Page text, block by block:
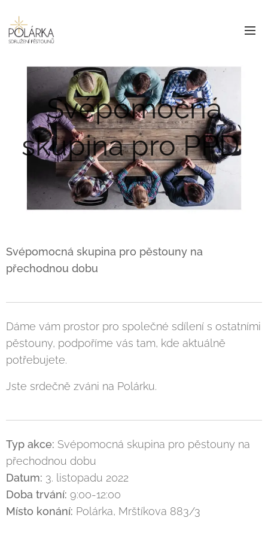
Svépomocná
skupina pro PPD
03.11.2022
Svépomocná skupina pro pěstouny na
přechodnou dobu
Dáme vám prostor pro společné sdílení s ostatními
pěstouny, podpoříme vás tam, kde aktuálně
potřebujete.
Jste srdečně zváni na Polárku.
Typ akce: Svépomocná skupina pro pěstouny na
přechodnou dobu
Datum: 3. listopadu 2022
Doba trvání: 9:00-12:00
Místo konání: Polárka, Mrštíkova 883/3